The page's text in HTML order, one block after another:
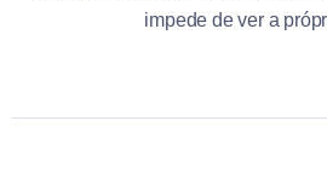
impede de ver a